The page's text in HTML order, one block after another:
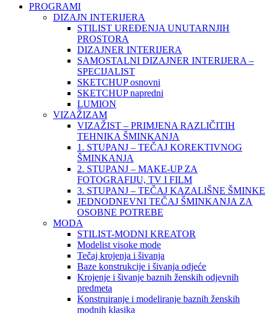
PROGRAMI
DIZAJN INTERIJERA
STILIST UREĐENJA UNUTARNJIH
PROSTORA
DIZAJNER INTERIJERA
SAMOSTALNI DIZAJNER INTERIJERA –
SPECIJALIST
SKETCHUP osnovni
SKETCHUP napredni
LUMION
VIZAŽIZAM
VIZAŽIST – PRIMJENA RAZLIČITIH
TEHNIKA ŠMINKANJA
1. STUPANJ – TEČAJ KOREKTIVNOG
ŠMINKANJA
2. STUPANJ – MAKE-UP ZA
FOTOGRAFIJU, TV I FILM
3. STUPANJ – TEČAJ KAZALIŠNE ŠMINKE
JEDNODNEVNI TEČAJ ŠMINKANJA ZA
OSOBNE POTREBE
MODA
STILIST-MODNI KREATOR
Modelist visoke mode
Tečaj krojenja i šivanja
Baze konstrukcije i šivanja odjeće
Krojenje i šivanje baznih ženskih odjevnih
predmeta
Konstruiranje i modeliranje baznih ženskih
modnih klasika